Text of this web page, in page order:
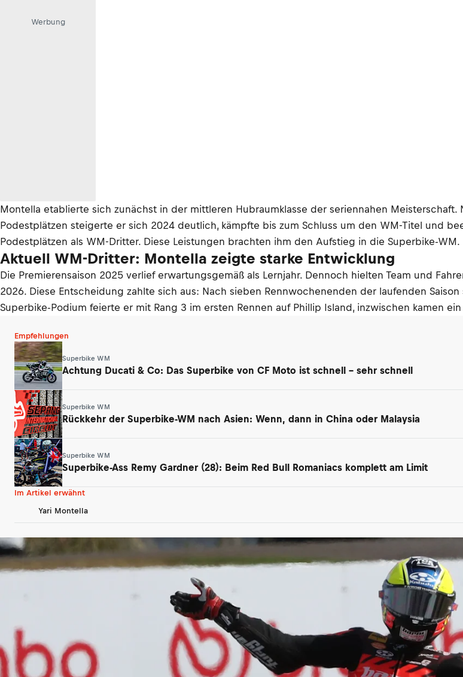
Werbung
Montella etablierte sich zunächst in der mittleren Hubraumklasse der seriennahen
Podestplätzen steigerte er sich 2024 deutlich, kämpfte bis zum Schluss um den WM-Titel und
Podestplätzen als WM-Dritter. Diese Leistungen brachten ihm den Aufstieg in die Superbike-WM.
Aktuell WM-Dritter: Montella zeigte starke Entwicklung
Die Premierensaison 2025 verlief erwartungsgemäß als Lernjahr. Dennoch hielten Team und
2026. Diese Entscheidung zahlte sich aus: Nach sieben Rennwochenenden der laufenden
Superbike-Podium feierte er mit Rang 3 im ersten Rennen auf Phillip Island, inzwischen kamen
Empfehlungen
Superbike WM
Achtung Ducati & Co: Das Superbike von CF Moto ist schnell – sehr schnell
Superbike WM
Rückkehr der Superbike-WM nach Asien: Wenn, dann in China oder Malaysia
Superbike WM
Superbike-Ass Remy Gardner (28): Beim Red Bull Romaniacs komplett am Limit
Im Artikel erwähnt
Yari Montella